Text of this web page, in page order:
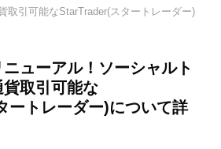
取引可能なStarTrader(スタートレーダー)
ューアル！ソーシャルト
貨取引可能な
ートレーダー)について詳